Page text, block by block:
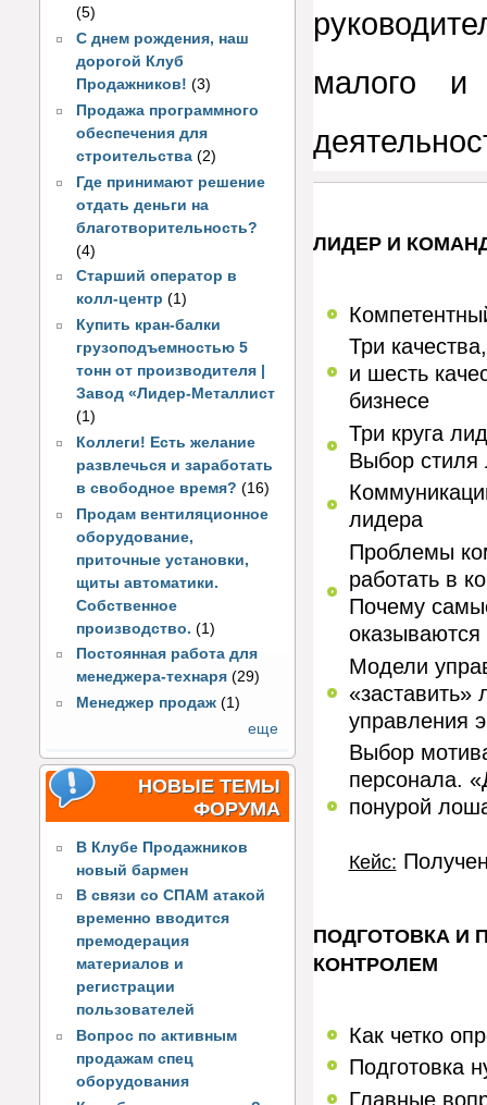
(5)
С днем рождения, наш
дорогой Клуб
Продажников! (3)
Продажа программного
обеспечения для
строительства (2)
Где принимают решение
отдать деньги на
благотворительность?
(4)
Старший оператор в
колл-центр (1)
Купить кран-балки
грузоподъемностью 5
тонн от производителя |
Завод «Лидер-Металлист
(1)
Коллеги! Есть желание
развлечься и заработать
в свободное время? (16)
Продам вентиляционное
оборудование,
приточные установки,
щиты автоматики.
Собственное
производство. (1)
Постоянная работа для
менеджера-технаря (29)
Менеджер продаж (1)
еще
НОВЫЕ ТЕМЫ
ФОРУМА
В Клубе Продажников
новый бармен
В связи со СПАМ атакой
временно вводится
премодерация
материалов и
регистрации
пользователей
Вопрос по активным
продажам спец
оборудования
малого и
ЛИДЕР И
Три
и шесть
бизнесе
Три круга
Выбор стиля
лидера
Проблемы
работать в
Почему
Модели
управления
Выбор
персонала.
понурой
Кейс:
ПОДГОТОВКА И
КОНТРОЛЕМ
Как четко
Подготовка
Главные